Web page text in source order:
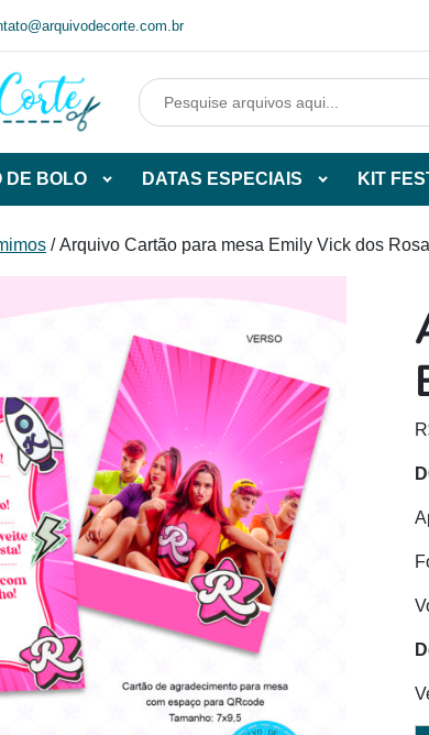
DE BOLO
de
DATAS ESPECIAIS
de
KIT
/ Arquivo Cartão para mesa Emily Vick dos